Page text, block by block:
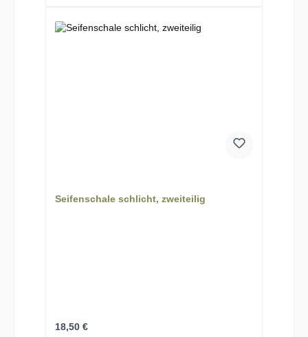
Seifenschale schlicht, zweiteilig
Regulärer Preis:
18,50 €